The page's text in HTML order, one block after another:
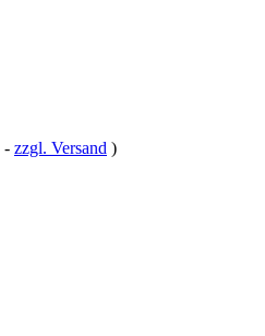
- zzgl. Versand )